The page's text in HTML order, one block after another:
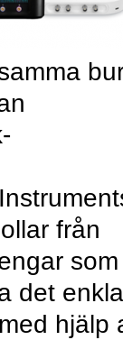
från
som
det
hjälp